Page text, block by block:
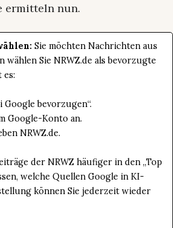
ermitteln nun.
Sie möchten Nachrichten aus
Sie NRWZ.de als bevorzugte
es:
Google bevorzugen“.
Google-Konto an.
NRWZ.de.
der NRWZ häufiger in den „Top
welche Quellen Google in KI-
können Sie jederzeit wieder